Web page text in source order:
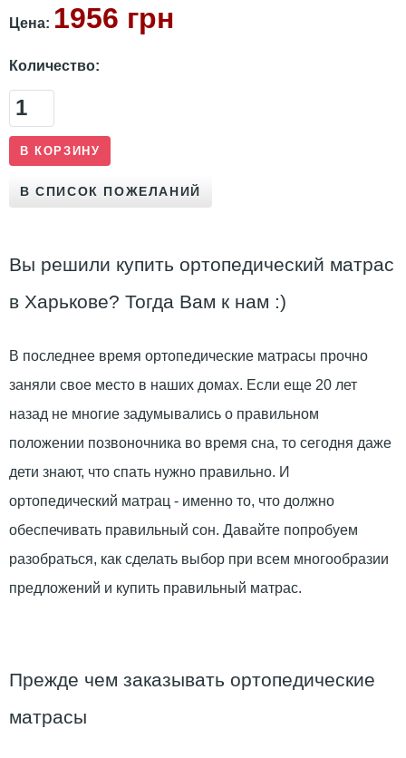
Цена: 1956 грн
Количество:
Вы решили купить ортопедический матрас
в Харькове? Тогда Вам к нам :)
В последнее время ортопедические матрасы прочно
заняли свое место в наших домах. Если еще 20 лет
назад не многие задумывались о правильном
положении позвоночника во время сна, то сегодня даже
дети знают, что спать нужно правильно. И
ортопедический матрац - именно то, что должно
обеспечивать правильный сон. Давайте попробуем
разобраться, как сделать выбор при всем многообразии
предложений и купить правильный матрас.
Прежде чем заказывать ортопедические
матрасы